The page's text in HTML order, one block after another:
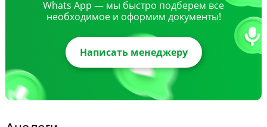
Whats App — мы быстро подберем все
необходимое и оформим документы!
Написать менеджеру